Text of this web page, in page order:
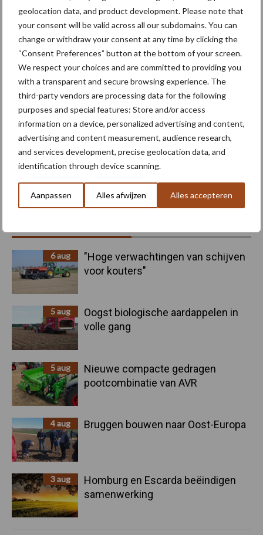
geolocation data, and product development. Please note that
your consent will be valid across all our subdomains. You can
change or withdraw your consent at any time by clicking the
“Consent Preferences” button at the bottom of your screen.
We respect your choices and are committed to providing you
with a transparent and secure browsing experience. The
third-party vendors are processing data for the following
purposes and special features: Store and/or access
information on a device, personalized advertising and content,
advertising and content measurement, audience research,
and services development, precise geolocation data, and
identification through device scanning.
Aanpassen Alles afwijzen Alles accepteren
Sidebar
6 aug
"Hoge verwachtingen van schijven
voor kouters"
5 aug
Oogst biologische aardappelen in
volle gang
5 aug
Nieuwe compacte gedragen
pootcombinatie van AVR
4 aug Bruggen bouwen naar Oost-Europa
3 aug
Homburg en Escarda beëindigen
samenwerking
Machines Duurzaamheid
Kunstmeststrooier Pootmachine
Toon meer